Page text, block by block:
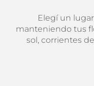
Elegí un
manteniendo tus
sol, corrientes